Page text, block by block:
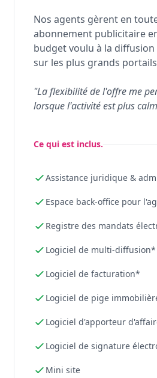
Nos agents gèrent en
abonnement publicitaire
budget voulu à la diffusion
sur les plus grands
"La flexibilité de l'offre me
lorsque l'activité est plus
Ce qui est inclus.
Assistance juridique &
Espace back-office pour
Registre des mandats
Logiciel de multi-diffusion*
Logiciel de facturation*
Logiciel de pige
Logiciel d'apporteur
Logiciel de signature
Mini site